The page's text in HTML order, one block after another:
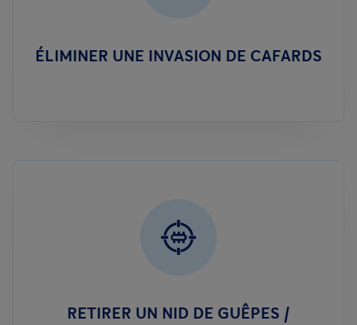
ÉLIMINER UNE INVASION DE CAFARDS
RETIRER UN NID DE GUÊPES /